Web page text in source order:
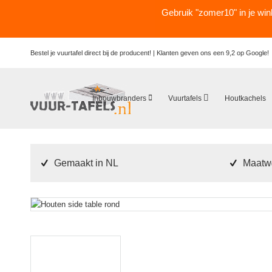
Bestel je vuurtafel direct bij de producent! | Klanten geven ons een 9,2 op Google!
Inbouwbranders Vuurtafels Houtkachels
Gemaakt in NL
Gebruik "zomer10" in je